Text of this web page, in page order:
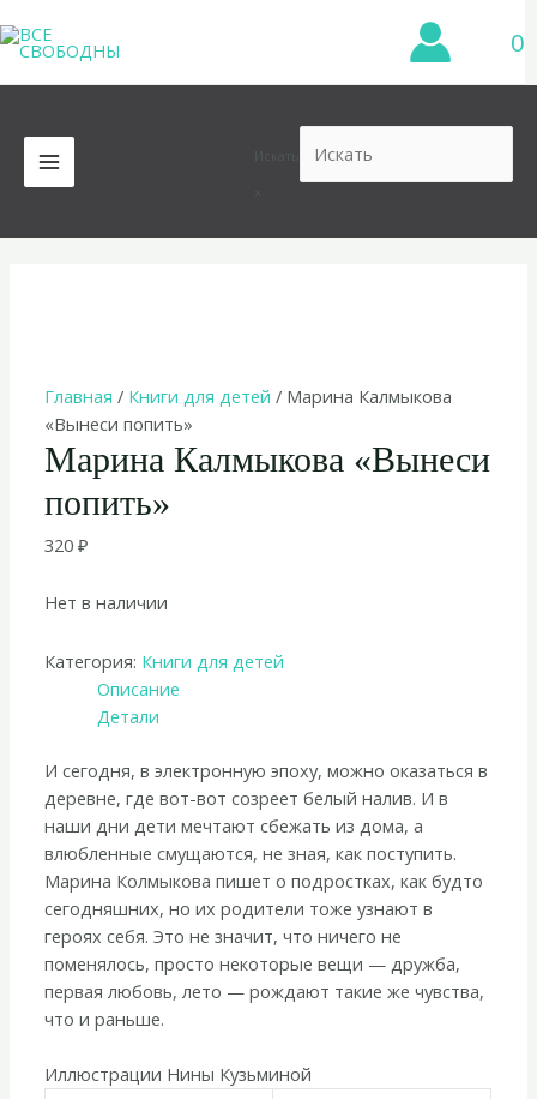
к
содержимому
0
MAIN
MENU
Главная / Книги для детей / Марина Калмыкова
«Вынеси попить»
Марина Калмыкова «Вынеси
попить»
320₽
Нет в наличии
Категория: Книги для детей
Описание
Детали
И сегодня, в электронную эпоху, можно оказаться в
деревне, где вот-вот созреет белый налив. И в
наши дни дети мечтают сбежать из дома, а
влюбленные смущаются, не зная, как поступить.
Марина Колмыкова пишет о подростках, как будто
сегодняшних, но их родители тоже узнают в
героях себя. Это не значит, что ничего не
поменялось, просто некоторые вещи — дружба,
первая любовь, лето — рождают такие же чувства,
что и раньше.
Иллюстрации Нины Кузьминой